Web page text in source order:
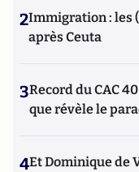
2Immigration : les
après Ceuta
3Record du CAC
que révèle le
4Et Dominique de